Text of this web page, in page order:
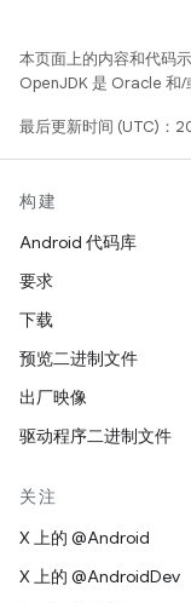
本页面上的内容和代码
OpenJDK 是 Oracle 和/
最后更新时间 (UTC)：
构建
Android 代码库
要求
下载
预览二进制文件
出厂映像
驱动程序二进制文件
关注
X 上的 @Android
X 上的 @AndroidDev